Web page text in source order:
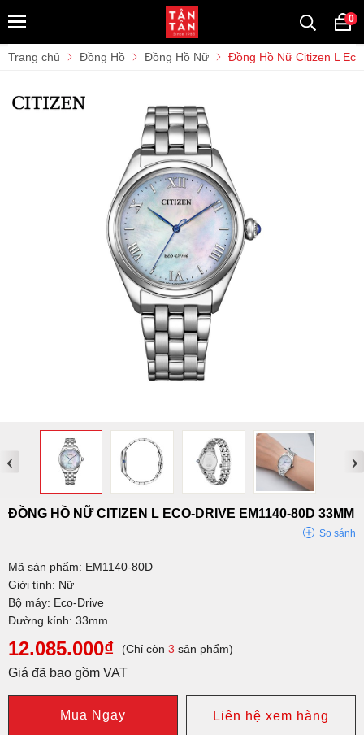
0
Trang chủ Đồng Hồ Đồng Hồ Nữ Đồng Hồ Nữ Citizen L
‹ ›
ĐỒNG HỒ NỮ CITIZEN L ECO-DRIVE EM1140-80D 33MM
So sánh
Mã sản phẩm: EM1140-80D
Giới tính: Nữ
Bộ máy: Eco-Drive
Đường kính: 33mm
12.085.000₫ (Chỉ còn 3 sản phẩm)
Giá đã bao gồm VAT
Mua Ngay Liên hệ xem hàng